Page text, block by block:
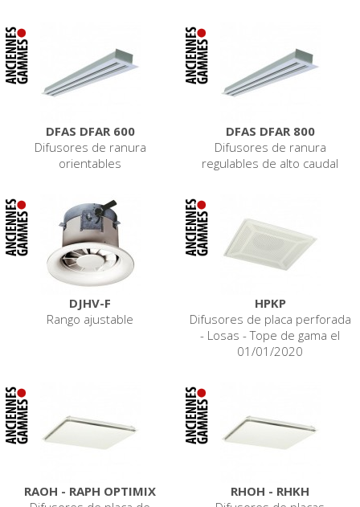
DFAS DFAR 600
Difusores de ranura
orientables
DFAS DFAR 800
Difusores de ranura
regulables de alto caudal
DJHV-F
Rango ajustable
HPKP
Difusores de placa perforada
- Losas - Tope de gama el
01/01/2020
RAOH - RAPH OPTIMIX
RHOH - RHKH